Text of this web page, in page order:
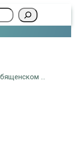
Празднование Казанской иконы в Скорбященском храме